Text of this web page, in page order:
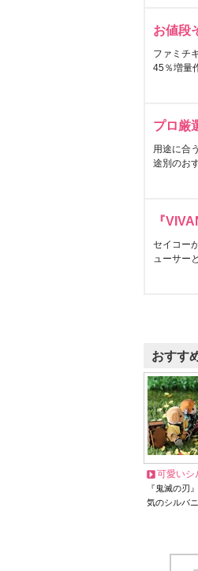
お値段
ファミチ
45％増量
プロ厳
用途に合
途別のお
『
セイコー
ューサー
おすす
可愛いシ
『鬼滅の刃
気のシルバ